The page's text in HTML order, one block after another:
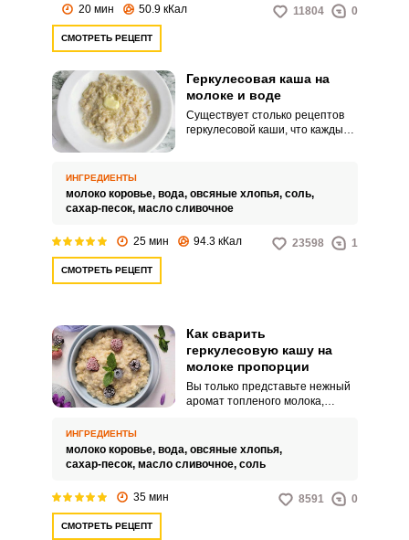
20 мин 50.9 кКал 11804 0
СМОТРЕТЬ РЕЦЕПТ
Геркулесовая каша на
молоке и воде
Существует столько рецептов
геркулесовой каши, что каждый
полезный и разнообразный
завтрак.
ИНГРЕДИЕНТЫ
молоко коровье, вода, овсяные хлопья, соль,
сахар-песок, масло сливочное
25 мин 94.3 кКал 23598 1
СМОТРЕТЬ РЕЦЕПТ
Как сварить
геркулесовую кашу на
молоке пропорции
Вы только представьте нежный
аромат топленого молока,
знакома с детства.
ИНГРЕДИЕНТЫ
молоко коровье, вода, овсяные хлопья,
сахар-песок, масло сливочное, соль
35 мин 8591 0
СМОТРЕТЬ РЕЦЕПТ